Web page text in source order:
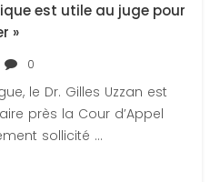
est utile au juge pour
»
0
le Dr. Gilles Uzzan est
près la Cour d’Appel
sollicité ...